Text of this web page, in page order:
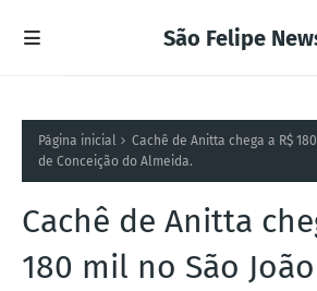
São Felipe
Página inicial
Cachê de Anitta chega a R$
de Conceição do Almeida.
Cachê de Anitta
180 mil no São